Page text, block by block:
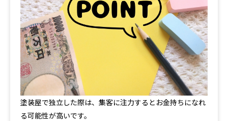
塗装屋で独立した際は、集客に注力するとお金持ちになれ
る可能性が高いです。